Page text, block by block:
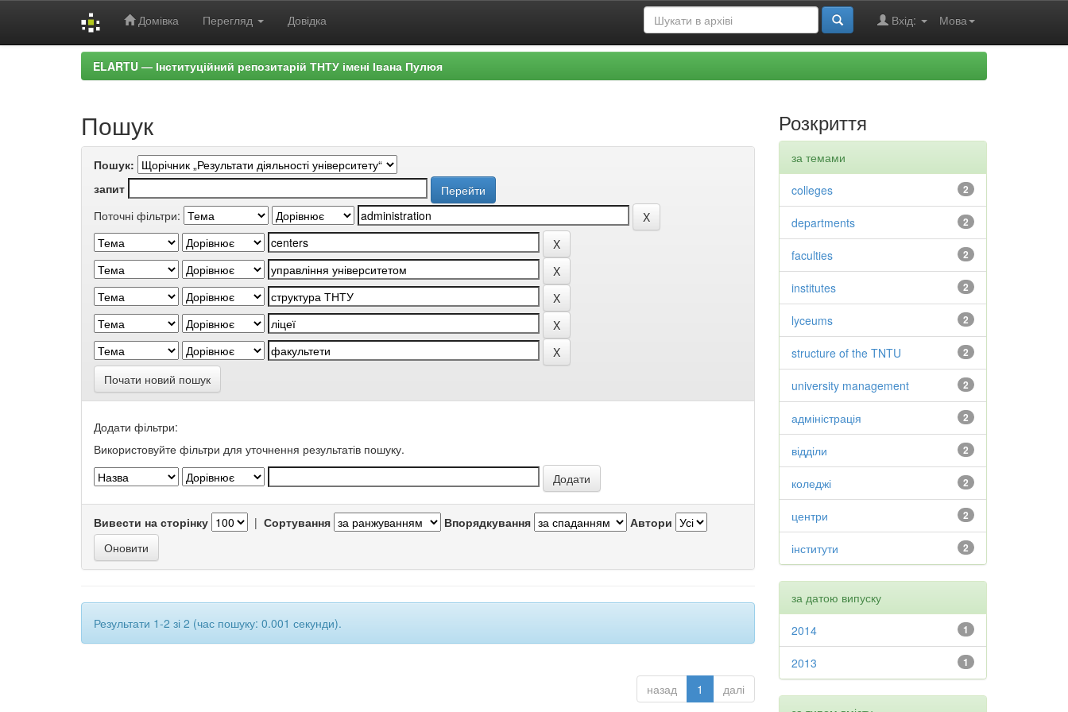
Домівка Перегляд Довідка Мова
Вхід:
ELARTU — Інституційний репозитарій ТНТУ імені Івана Пулюя
Пошук
Пошук:
запит
Поточні фільтри:
Почати новий пошук
Додати фільтри:
Використовуйте фільтри для уточнення результатів пошуку.
Вивести на сторінку | Сортування Впорядкування Автори
Результати 1-2 зі 2 (час пошуку: 0.001 секунди).
назад 1 далі
Розкриття
за темами
2
colleges
2
departments
2
faculties
2
institutes
2
lyceums
2
structure of the TNTU
2
university management
2
адміністрація
2
відділи
2
коледжі
2
центри
2
інститути
за датою випуску
1
2014
1
2013